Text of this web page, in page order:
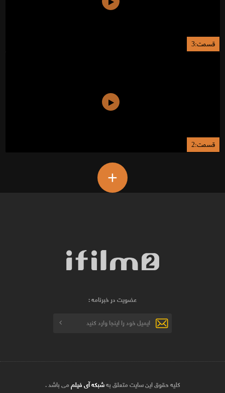
قسمت:3
قسمت:2
+
عضویت در خبرنامه :
کلیه حقوق این سایت متعلق بهشبکه آی فیلممی باشد .